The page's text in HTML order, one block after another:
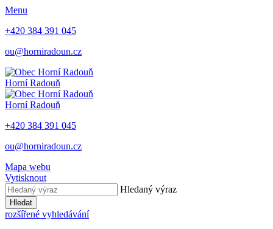
Menu
+420 384 391 045
ou@horniradoun.cz
Horní Radouň
Horní Radouň
+420 384 391 045
ou@horniradoun.cz
Mapa webu
Vytisknout
Hledaný výraz
Hledat
rozšířené vyhledávání